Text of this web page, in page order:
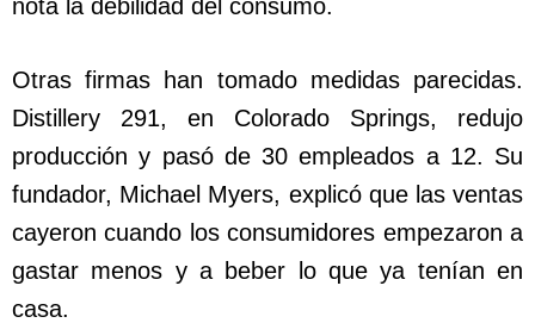
nota la debilidad del consumo.
Otras firmas han tomado medidas parecidas.
Distillery 291, en Colorado Springs, redujo
producción y pasó de 30 empleados a 12. Su
fundador, Michael Myers, explicó que las ventas
cayeron cuando los consumidores empezaron a
gastar menos y a beber lo que ya tenían en
casa.